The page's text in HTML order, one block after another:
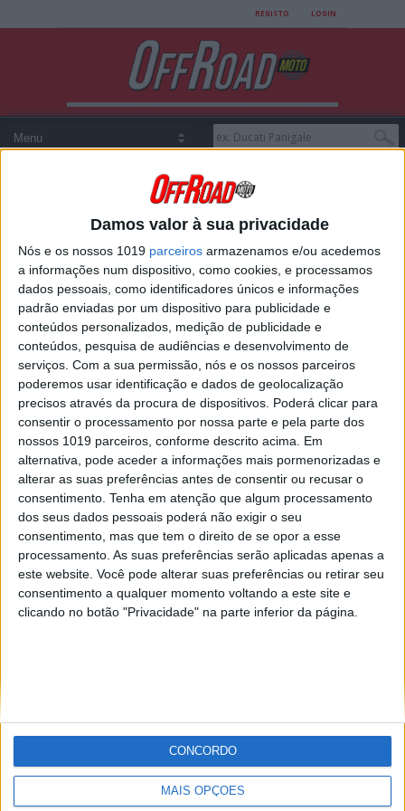
Damos valor à sua privacidade
Nós e os nossos 1019 parceiros armazenamos e/ou acedemos
a informações num dispositivo, como cookies, e processamos
dados pessoais, como identificadores únicos e informações
padrão enviadas por um dispositivo para publicidade e
conteúdos personalizados, medição de publicidade e
conteúdos, pesquisa de audiências e desenvolvimento de
serviços. Com a sua permissão, nós e os nossos parceiros
poderemos usar identificação e dados de geolocalização
precisos através da procura de dispositivos. Poderá clicar para
consentir o processamento por nossa parte e pela parte dos
nossos 1019 parceiros, conforme descrito acima. Em
alternativa, pode aceder a informações mais pormenorizadas e
alterar as suas preferências antes de consentir ou recusar o
consentimento. Tenha em atenção que algum processamento
dos seus dados pessoais poderá não exigir o seu
consentimento, mas que tem o direito de se opor a esse
processamento. As suas preferências serão aplicadas apenas a
este website. Você pode alterar suas preferências ou retirar seu
consentimento a qualquer momento voltando a este site e
clicando no botão "Privacidade" na parte inferior da página.
MAIS OPÇÕES
CONCORDO
REGISTO LOGIN
All posts tagged
"Troféu Nacional Sprint
Enduro"
TN SPRINT ENDURO: RICARDO DAMIL
VENCE EM CASTANHEIRA DE PERA
Realizou-se este Domingo a segunda prova do
Troféu Sprint Enduro 2019, uma nova vertente do
enduro este ano estreada pela Federação de
Motociclismo de Portugal e que vai animar os
pilotos até ao próximo dia 15 de...
Posted Dezembro 2, 2019
TN SPRINT ENDURO: GONÇALO REIS
TRIUNFA EM CANTANHEDE
A primeira edição do Troféu Nacional de Sprint
Enduro teve início este fim de semana em
Cantanhede. Com apenas duas especiais – uma
Extreme e uma Cross Test – e quatro voltas ao